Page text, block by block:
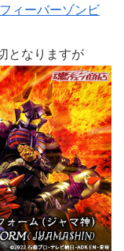
ィーバーゾンビ
となりますが